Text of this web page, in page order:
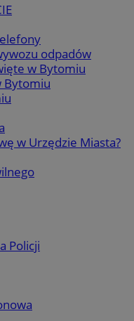
odpadów
w Bytomiu
Bytomiu
w Urzędzie Miasta?
Policji